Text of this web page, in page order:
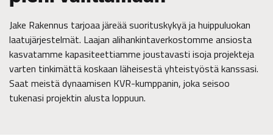
Jake Rakennus tarjoaa järeää suorituskykyä ja huippuluokan
laatujärjestelmät. Laajan alihankintaverkostomme ansiosta
kasvatamme kapasiteettiamme joustavasti isoja projekteja
varten tinkimättä koskaan läheisestä yhteistyöstä kanssasi.
Saat meistä dynaamisen KVR-kumppanin, joka seisoo
tukenasi projektin alusta loppuun.